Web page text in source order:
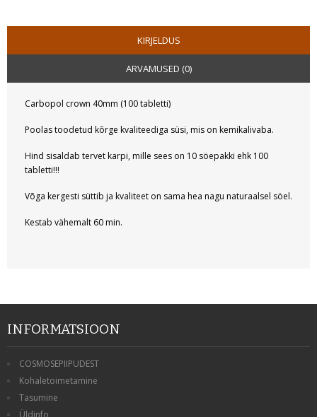
UUDISED
COSMOSEPIIPUDEST
KKK
KONTAKT
KIRJELDUS
ARVAMUSED (0)
Carbopol crown 40mm (100 tabletti)
Poolas toodetud kõrge kvaliteediga süsi, mis on kemikalivaba.
Hind sisaldab tervet karpi, mille sees on 10 söepakki ehk 100
tabletti!!!
Võga kergesti süttib ja kvaliteet on sama hea nagu naturaalsel söel.
Kestab vähemalt 60 min.
INFORMATSIOON
COSMOSEPIIPUDEST
Kohaletoimetamine
Tasumine
Üldinfo